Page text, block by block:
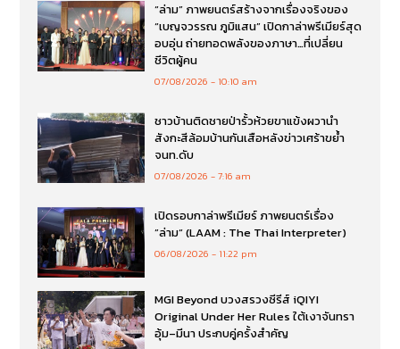
“ล่าม” ภาพยนตร์สร้างจากเรื่องจริงของ
“เบญจวรรณ ภูมิแสน” เปิดกาล่าพรีเมียร์สุด
อบอุ่น ถ่ายทอดพลังของภาษา…ที่เปลี่ยน
ชีวิตผู้คน
07/08/2026 10:10 am
ชาวบ้านติดชายป่ารั้วห้วยขาแข้งผวานำ
สังกะสีล้อมบ้านกันเสือหลังข่าวเศร้าขย้ำ
จนท.ดับ
07/08/2026 7:16 am
เปิดรอบกาล่าพรีเมียร์ ภาพยนตร์เรื่อง
”ล่าม“ (LAAM : The Thai Interpreter)
06/08/2026 11:22 pm
MGI Beyond บวงสรวงซีรีส์ iQIYI
Original Under Her Rules ใต้เงาจันทรา
อุ้ม–มีนา ประกบคู่ครั้งสำคัญ